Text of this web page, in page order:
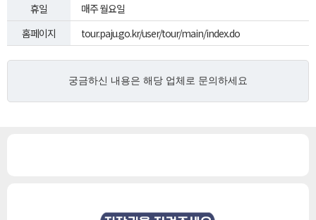
휴일
매주 월요일
홈페이지
tour.paju.go.kr/user/tour/main/index.do
궁금하신 내용은 해당 업체로 문의하세요